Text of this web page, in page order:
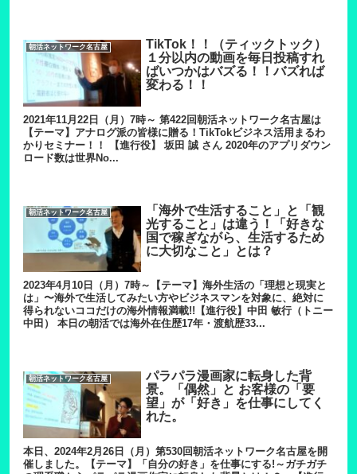
朝活ネットワーク名古屋
TikTok！！（ティックトック）
１分以内の動画を毎日投稿すれ
ばいつかはバズる！！バズれば
変わる！！
2021年11月22日（月）7時～ 第422回朝活ネットワーク名古屋は
【テーマ】アナログ派の皆様に贈る！TikTokビジネス活用まるわ
かりセミナー！！ 【進行役】 坂田 誠 さん 2020年のアプリダウン
ロード数は世界No...
朝活ネットワーク名古屋
「海外で生活すること」と「観
光すること」は違う！「好きな
国で稼ぎながら、生活するため
に大切なこと」とは？
2023年4月10日（月）7時～【テーマ】海外生活の「理想と現実と
は」〜海外で生活してみたい方やビジネスマンを対象に、絶対に
得られないココだけの海外情報満載!!【進行役】中田 敏行（トニー
中田） 本日の朝活では海外在住歴17年・渡航歴33...
朝活ネットワーク名古屋
パラパラ漫画家に転身した背
景。「偶然」と お客様の「要
望」が「好き」を仕事にしてく
れた。
本日、2024年2月26日（月）第530回朝活ネットワーク名古屋を開
催しました。【テーマ】「自分の好き」を仕事にする!～ガチガチ